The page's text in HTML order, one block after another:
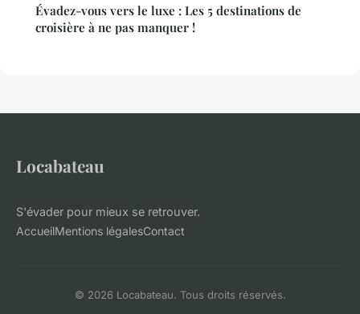
Évadez-vous vers le luxe : Les 5 destinations de
croisière à ne pas manquer !
Locabateau
S'évader pour mieux se retrouver.
AccueilMentions légalesContact
© 2026 Locabateau. Tous droits réservés.